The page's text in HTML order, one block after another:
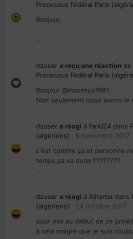
Processus fédéral Paris
Bonjour,
...
dzuser a reçu une réaction de
Processus fédéral Paris
Bonjour @maximus1981;
Non seulement nous avons le
dzuser a réagi à farid24 dans
(algériens)
6 novembre 2017
c'est comme ça et personne
temps,ça va durer????????
...
dzuser a réagi à Alharba dans
(algériens)
24 octobre 2017
pour moi au début de ce
a cela malgré que je suis